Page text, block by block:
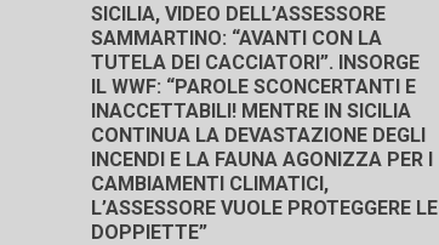
SICILIA, VIDEO DELL’ASSESSORE
SAMMARTINO: “AVANTI CON LA
TUTELA DEI CACCIATORI”. INSORGE
IL WWF: “PAROLE SCONCERTANTI E
INACCETTABILI! MENTRE IN SICILIA
CONTINUA LA DEVASTAZIONE DEGLI
INCENDI E LA FAUNA AGONIZZA PER I
CAMBIAMENTI CLIMATICI,
L’ASSESSORE VUOLE PROTEGGERE LE
DOPPIETTE”